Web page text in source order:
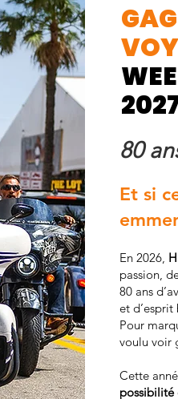
80
Et si
En 2026,
passion,
80 ans
et
Pour
voulu voir
Cette
possibilité